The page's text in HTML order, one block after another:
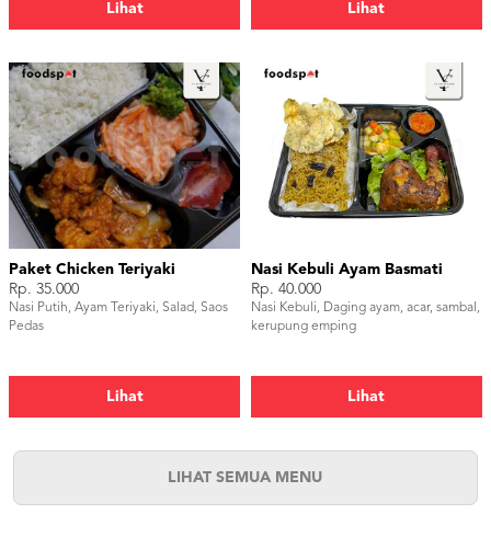
Lihat Lihat
Paket Chicken Teriyaki
Rp. 35.000
Nasi Putih, Ayam Teriyaki, Salad, Saos
Pedas
Lihat
Nasi Kebuli Ayam Basmati
Rp. 40.000
Nasi Kebuli, Daging ayam, acar, sambal,
kerupung emping
Lihat
LIHAT SEMUA MENU